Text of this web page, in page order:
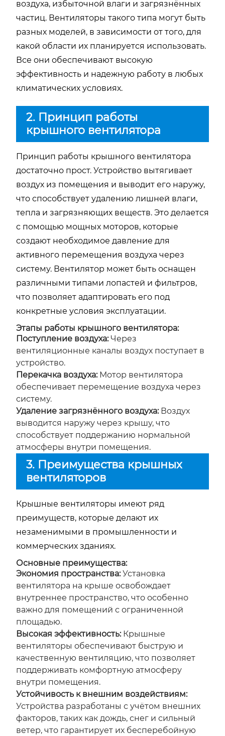
воздуха, избыточной влаги и загрязнённых
частиц. Вентиляторы такого типа могут быть
разных моделей, в зависимости от того, для
какой области их планируется использовать.
Все они обеспечивают высокую
эффективность и надежную работу в любых
климатических условиях.
2. Принцип работы
крышного вентилятора
Принцип работы крышного вентилятора
достаточно прост. Устройство вытягивает
воздух из помещения и выводит его наружу,
что способствует удалению лишней влаги,
тепла и загрязняющих веществ. Это делается
с помощью мощных моторов, которые
создают необходимое давление для
активного перемещения воздуха через
систему. Вентилятор может быть оснащен
различными типами лопастей и фильтров,
что позволяет адаптировать его под
конкретные условия эксплуатации.
Этапы работы крышного вентилятора:
Поступление воздуха:Через
вентиляционные каналы воздух поступает в
устройство.
Перекачка воздуха:Мотор вентилятора
обеспечивает перемещение воздуха через
систему.
Удаление загрязнённого воздуха:Воздух
выводится наружу через крышу, что
способствует поддержанию нормальной
атмосферы внутри помещения.
3. Преимущества крышных
вентиляторов
Крышные вентиляторы имеют ряд
преимуществ, которые делают их
незаменимыми в промышленности и
коммерческих зданиях.
Основные преимущества:
Экономия пространства:Установка
вентилятора на крыше освобождает
внутреннее пространство, что особенно
важно для помещений с ограниченной
площадью.
Высокая эффективность:Крышные
вентиляторы обеспечивают быструю и
качественную вентиляцию, что позволяет
поддерживать комфортную атмосферу
внутри помещения.
Устойчивость к внешним воздействиям:
Устройства разработаны с учётом внешних
факторов, таких как дождь, снег и сильный
ветер, что гарантирует их бесперебойную